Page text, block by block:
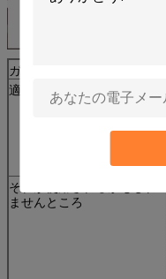
ガラス タイプ
適用
それが使用されるかもしれ
ませんところ